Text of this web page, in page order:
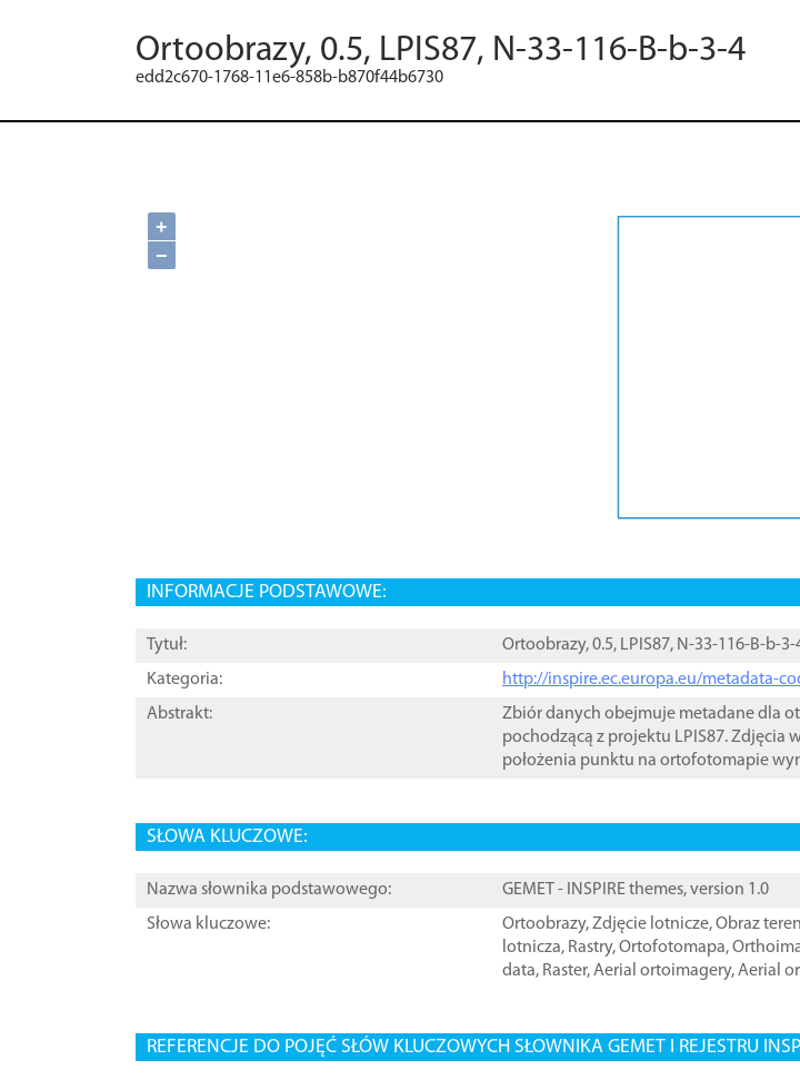
Ortoobrazy, 0.5, LPIS87, N-33-116-B-b-3-4
edd2c670-1768-11e6-858b-b870f44b6730
+
−
INFORMACJE PODSTAWOWE:
Tytuł:
Ortoobrazy, 0.5, LPIS87, N-33-116-B-b-3-
Kategoria:
http://inspire.ec.europa.eu/metadata-
Abstrakt:
Zbiór danych obejmuje metadane dla
pochodzącą z projektu LPIS87. Zdjęcia
położenia punktu na ortofotomapie
SŁOWA KLUCZOWE:
Nazwa słownika podstawowego:
GEMET - INSPIRE themes, version 1.0
Słowa kluczowe:
Ortoobrazy,Zdjęcie lotnicze,Obraz
lotnicza, Rastry,Ortofotomapa,
data, Raster,Aerial ortoimagery,Aerial
REFERENCJE DO POJĘĆ SŁÓW KLUCZOWYCH SŁOWNIKA GEMET I REJESTRU